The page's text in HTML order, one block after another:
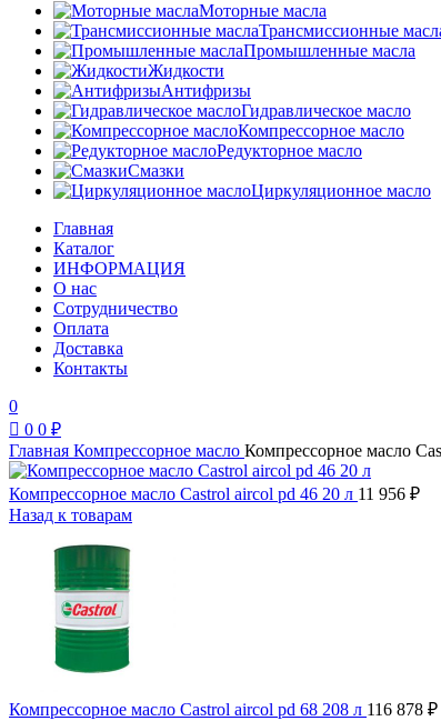
Моторные масла
Трансмиссионные
Промышленные масла
Жидкости
Антифризы
Гидравлическое масло
Компрессорное масло
Редукторное масло
Смазки
Циркуляционное масло
Главная
Каталог
ИНФОРМАЦИЯ
О нас
Сотрудничество
Оплата
Доставка
Контакты
0
0 0 ₽
Главная Компрессорное масло Компрессорное масло
Компрессорное масло Castrol aircol pd 46 20 л 11 956 ₽
Назад к товарам
Компрессорное масло Castrol aircol pd 68 208 л 116 878 ₽